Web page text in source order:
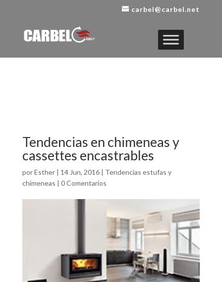
carbel@carbel.net
Tendencias en chimeneas y
cassettes encastrables
porEsther| 14 Jun, 2016| Tendencias estufas y
chimeneas | 0 Comentarios